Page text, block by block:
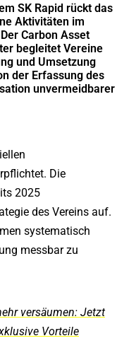
SK Rapid rückt das
Aktivitäten im
Carbon Asset
begleitet Vereine
und Umsetzung
der Erfassung des
unvermeidbarer
Die
2025
des Vereins auf.
systematisch
messbar zu
versäumen: Jetzt
Vorteile